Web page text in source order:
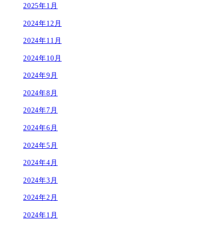
2025年1月
2024年12月
2024年11月
2024年10月
2024年9月
2024年8月
2024年7月
2024年6月
2024年5月
2024年4月
2024年3月
2024年2月
2024年1月